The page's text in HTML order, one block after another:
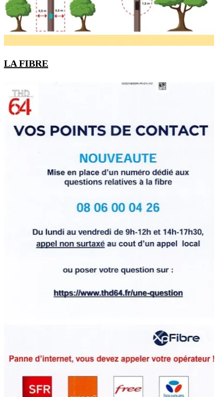
LA FIBRE